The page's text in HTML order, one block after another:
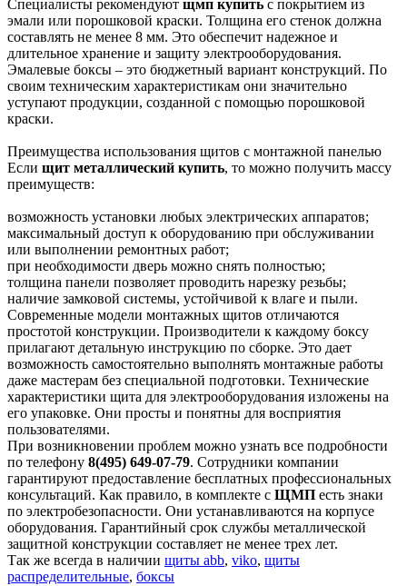
Специалисты рекомендуют щмп купить с покрытием из
эмали или порошковой краски. Толщина его стенок должна
составлять не менее 8 мм. Это обеспечит надежное и
длительное хранение и защиту электрооборудования.
Эмалевые боксы – это бюджетный вариант конструкций. По
своим техническим характеристикам они значительно
уступают продукции, созданной с помощью порошковой
краски.
Преимущества использования щитов с монтажной панелью
Если щит металлический купить, то можно получить массу
преимуществ:
возможность установки любых электрических аппаратов;
максимальный доступ к оборудованию при обслуживании
или выполнении ремонтных работ;
при необходимости дверь можно снять полностью;
толщина панели позволяет проводить нарезку резьбы;
наличие замковой системы, устойчивой к влаге и пыли.
Современные модели монтажных щитов отличаются
простотой конструкции. Производители к каждому боксу
прилагают детальную инструкцию по сборке. Это дает
возможность самостоятельно выполнять монтажные работы
даже мастерам без специальной подготовки. Технические
характеристики щита для электрооборудования изложены на
его упаковке. Они просты и понятны для восприятия
пользователями.
При возникновении проблем можно узнать все подробности
по телефону 8(495) 649-07-79. Сотрудники компании
гарантируют предоставление бесплатных профессиональных
консультаций. Как правило, в комплекте с ЩМП есть знаки
по электробезопасности. Они устанавливаются на корпусе
оборудования. Гарантийный срок службы металлической
защитной конструкции составляет не менее трех лет.
Так же всегда в наличии щиты abb, viko, щиты
распределительные, боксы